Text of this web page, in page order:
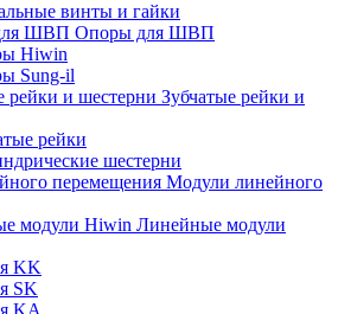
винты и гайки
Опоры для ШВП
Hiwin
Sung-il
Зубчатые рейки и
рейки
шестерни
Модули линейного
Линейные модули
KK
SK
KA